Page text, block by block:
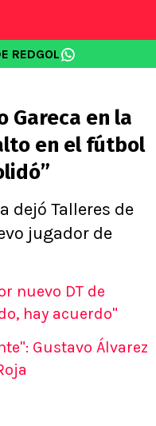
REDGOL
Gareca en la
en el fútbol
dejó Talleres de
jugador de
nuevo DT de
hay acuerdo"
Gustavo Álvarez